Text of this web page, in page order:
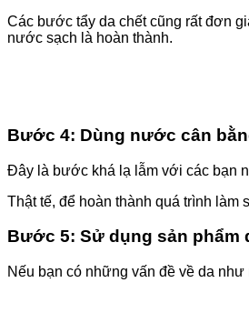
Các bước tẩy da chết cũng rất đơn
nước sạch là hoàn thành.
Bước 4: Dùng nước cân
Đây là bước khá lạ lẫm với các bạn
Thật tế, để hoàn thành quá trình
Bước 5: Sử dụng sản phẩm
Nếu bạn có những vấn đề về da